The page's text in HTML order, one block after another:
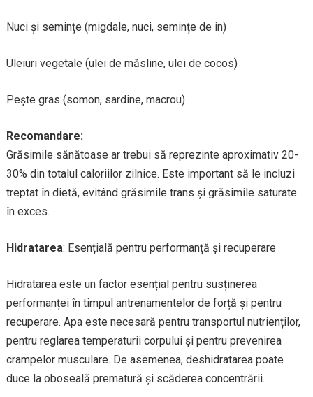
Nuci și semințe (migdale, nuci, semințe de in)
Uleiuri vegetale (ulei de măsline, ulei de cocos)
Pește gras (somon, sardine, macrou)
Recomandare:
Grăsimile sănătoase ar trebui să reprezinte aproximativ 20-
30% din totalul caloriilor zilnice. Este important să le incluzi
treptat în dietă, evitând grăsimile trans și grăsimile saturate
în exces.
Hidratarea: Esențială pentru performanță și recuperare
Hidratarea este un factor esențial pentru susținerea
performanței în timpul antrenamentelor de forță și pentru
recuperare. Apa este necesară pentru transportul nutrienților,
pentru reglarea temperaturii corpului și pentru prevenirea
crampelor musculare. De asemenea, deshidratarea poate
duce la oboseală prematură și scăderea concentrării.